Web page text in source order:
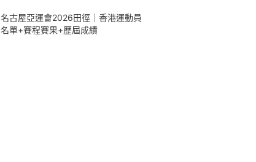
名古屋亞運會2026田徑｜香港運動員
名單+賽程賽果+歷屆成績